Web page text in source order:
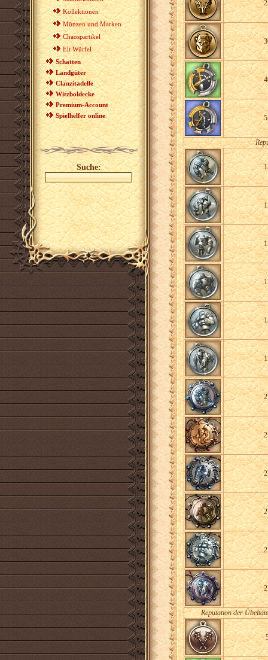
Kollektionen
Münzen und Marken
Chaospartikel
Elt Würfel
Schatten
Landgüter
Clanzitadelle
Witzboldecke
Premium-Account
Spielhelfer online
Suche:
Reputation der